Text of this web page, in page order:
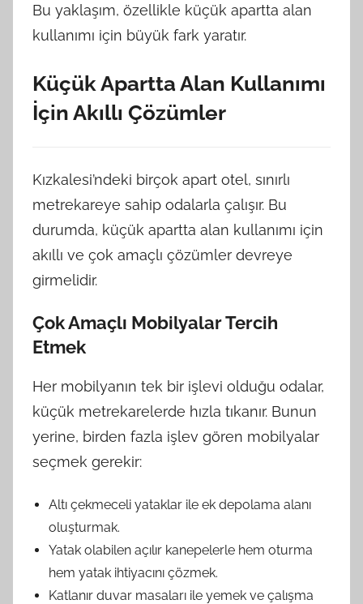
Bu yaklaşım, özellikle küçük apartta alan
kullanımı için büyük fark yaratır.
Küçük Apartta Alan Kullanımı
İçin Akıllı Çözümler
Kızkalesi’ndeki birçok apart otel, sınırlı
metrekareye sahip odalarla çalışır. Bu
durumda, küçük apartta alan kullanımı için
akıllı ve çok amaçlı çözümler devreye
girmelidir.
Çok Amaçlı Mobilyalar Tercih
Etmek
Her mobilyanın tek bir işlevi olduğu odalar,
küçük metrekarelerde hızla tıkanır. Bunun
yerine, birden fazla işlev gören mobilyalar
seçmek gerekir:
Altı çekmeceli yataklar ile ek depolama alanı
oluşturmak.
Yatak olabilen açılır kanepelerle hem oturma
hem yatak ihtiyacını çözmek.
Katlanır duvar masaları ile yemek ve çalışma